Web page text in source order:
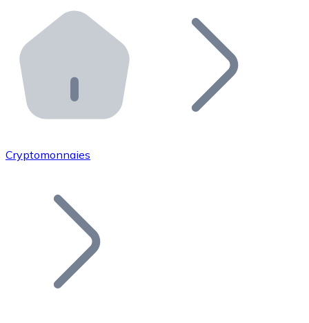
Distributeurs automatiques Bitnovo
Intégrez un ATM Bitnovo dans votre entreprise et
API Bitnovo
Intégrez notre API dans votre écosystème.
Rejoignez notre réseau de distributeurs et
Ajoutez le token de votre projet à notre service
Cryptomonnaies